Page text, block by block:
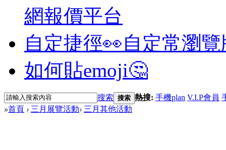
網報價平台
自定捷徑👀自定常瀏
如何貼emoji🤔
搜索 搜索 熱搜: 手機plan V.I.P會員
»首頁 › 三月展覽活動› 三月其他活動